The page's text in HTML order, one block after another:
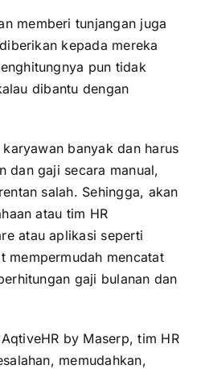
memberi tunjangan juga
kepada mereka
pun tidak
dibantu dengan
banyak dan harus
dan gaji secara manual,
salah. Sehingga, akan
atau tim HR
atau aplikasi seperti
mempermudah mencatat
gaji bulanan dan
by Maserp, tim HR
memudahkan,